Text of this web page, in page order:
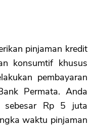
pinjaman kredit
konsumtif khusus
pembayaran
Permata. Anda
sebesar Rp 5 juta
waktu pinjaman